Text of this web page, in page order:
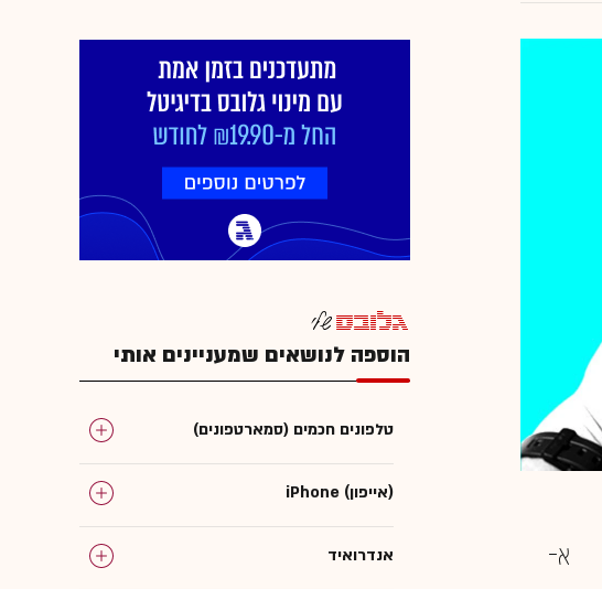
הוספה לנושאים שמעניינים אותי
טלפונים חכמים (סמארטפונים)
iPhone (אייפון)
אנדרואיד